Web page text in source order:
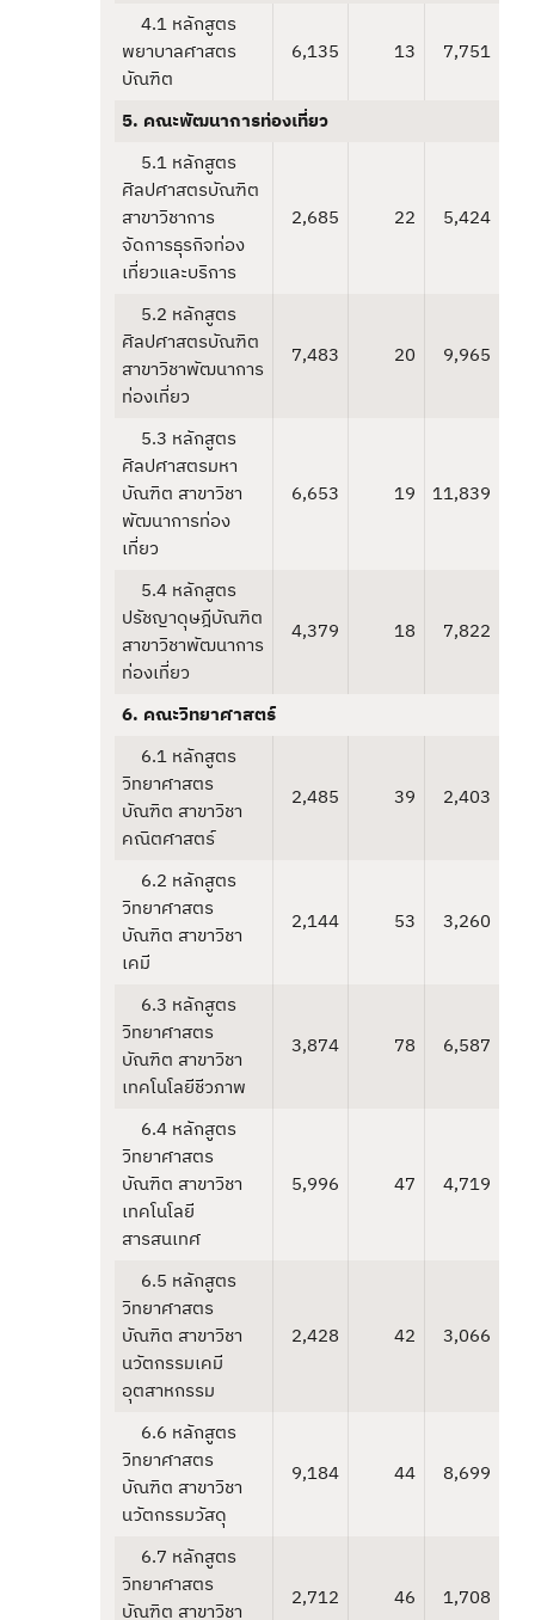
4.1 หลักสูตร
พยาบาลศาสตร
บัณฑิต
6,135 13 7,751
5. คณะพัฒนาการท่องเที่ยว
5.1 หลักสูตร
ศิลปศาสตรบัณฑิต
สาขาวิชาการ
จัดการธุรกิจท่อง
เที่ยวและบริการ
2,685 22 5,424
5.2 หลักสูตร
ศิลปศาสตรบัณฑิต
สาขาวิชาพัฒนาการ
ท่องเที่ยว
7,483 20 9,965
5.3 หลักสูตร
ศิลปศาสตรมหา
บัณฑิต สาขาวิชา
พัฒนาการท่อง
เที่ยว
6,653 19 11,839
5.4 หลักสูตร
ปรัชญาดุษฎีบัณฑิต
สาขาวิชาพัฒนาการ
ท่องเที่ยว
4,379 18 7,822
6. คณะวิทยาศาสตร์
6.1 หลักสูตร
วิทยาศาสตร
บัณฑิต สาขาวิชา
คณิตศาสตร์
2,485 39 2,403
6.2 หลักสูตร
วิทยาศาสตร
บัณฑิต สาขาวิชา
เคมี
2,144 53 3,260
6.3 หลักสูตร
วิทยาศาสตร
บัณฑิต สาขาวิชา
เทคโนโลยีชีวภาพ
3,874 78 6,587
6.4 หลักสูตร
วิทยาศาสตร
บัณฑิต สาขาวิชา
เทคโนโลยี
สารสนเทศ
5,996 47 4,719
6.5 หลักสูตร
วิทยาศาสตร
บัณฑิต สาขาวิชา
นวัตกรรมเคมี
อุตสาหกรรม
2,428 42 3,066
6.6 หลักสูตร
วิทยาศาสตร
บัณฑิต สาขาวิชา
นวัตกรรมวัสดุ
9,184 44 8,699
6.7 หลักสูตร
วิทยาศาสตร
บัณฑิต สาขาวิชา
2,712 46 1,708